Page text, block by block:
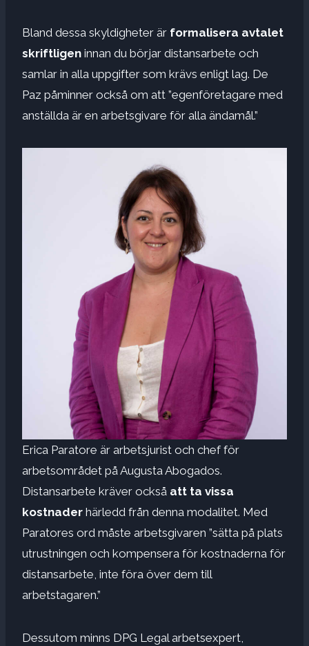
Bland dessa skyldigheter är formalisera avtalet
skriftligen innan du börjar distansarbete och
samlar in alla uppgifter som krävs enligt lag. De
Paz påminner också om att ”egenföretagare med
anställda är en arbetsgivare för alla ändamål.”
Erica Paratore är arbetsjurist och chef för
arbetsområdet på Augusta Abogados.
Distansarbete kräver också att ta vissa
kostnader härledd från denna modalitet. Med
Paratores ord måste arbetsgivaren ”sätta på plats
utrustningen och kompensera för kostnaderna för
distansarbete, inte föra över dem till
arbetstagaren.”
Dessutom minns DPG Legal arbetsexpert,